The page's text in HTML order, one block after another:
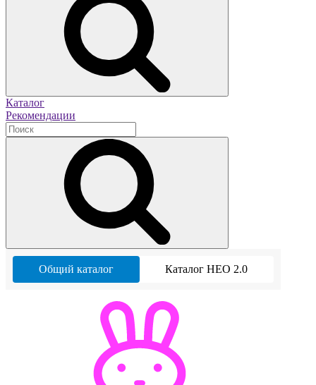
Каталог
Рекомендации
Общий каталог Каталог НЕО 2.0